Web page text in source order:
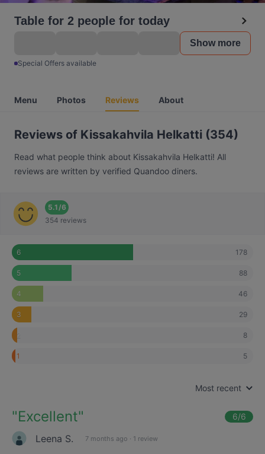
Table for 2 people for today
Show more
Special Offers available
Menu Photos Reviews About
Reviews of Kissakahvila Helkatti (354)
Read what people think about Kissakahvila Helkatti! All
reviews are written by verified Quandoo diners.
5.1/6
354 reviews
6 178
5 88
4 46
3 29
8
1 5
Most recent
"Excellent" 6/6
Leena S. 7 months ago · 1 review